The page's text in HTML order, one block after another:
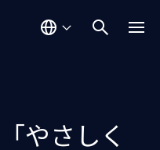
やさしく